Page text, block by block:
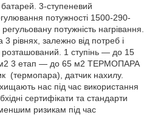
3-ступеневий
потужності 1500-290-
потужність нагрівання.
рівнях, залежно від потреб і
розташований. 1 ступінь — до 15
3 етап — до 65 м2 ТЕРМОПАРА
(термопара), датчик нахилу.
нас під час використання
сертифікати та стандарти
ризикам під час